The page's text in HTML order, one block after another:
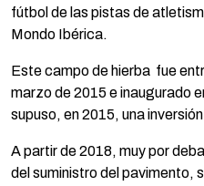
fútbol de las pistas de
Mondo Ibérica.
Este campo de hierba fue
marzo de 2015 e inaugurado
supuso, en 2015, una
A partir de 2018, muy por
del suministro del pavimento,